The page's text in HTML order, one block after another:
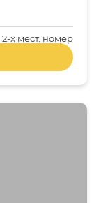
2-x мест. номер